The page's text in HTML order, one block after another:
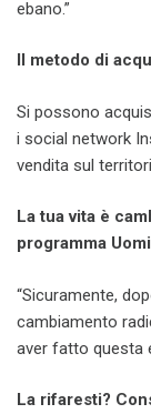
ebano.”
Il metodo di
Si possono
i social network
vendita sul
La tua vita è
programma
“Sicuramente,
cambiamento
aver fatto questa
La rifaresti?